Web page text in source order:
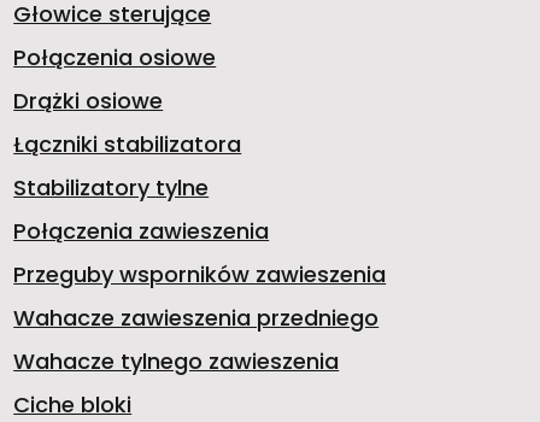
Głowice sterujące
Połączenia osiowe
Drążki osiowe
Łączniki stabilizatora
Stabilizatory tylne
Połączenia zawieszenia
Przeguby wsporników zawieszenia
Wahacze zawieszenia przedniego
Wahacze tylnego zawieszenia
Ciche bloki